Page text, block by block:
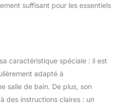
suffisant pour les essentiels
caractéristique spéciale : il est
adapté à
salle de bain. De plus, son
des instructions claires : un